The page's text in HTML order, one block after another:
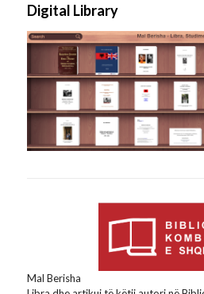
Digital Library
Mal Berisha